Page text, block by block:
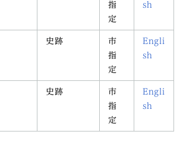
指
定
sh
史跡
市
指
定
Engli
sh
史跡
市
指
定
Engli
sh